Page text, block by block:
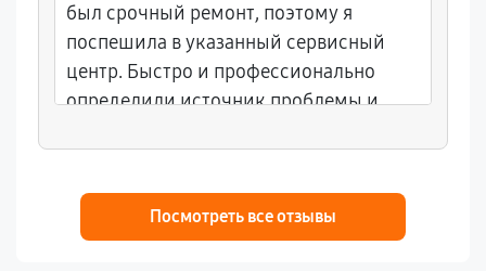
был срочный ремонт, поэтому я
поспешила в указанный сервисный
центр. Быстро и профессионально
определили источник проблемы и
вкуснейшего напитка. Качеством
обслуживания осталась полностью
довольна!
Посмотреть все отзывы